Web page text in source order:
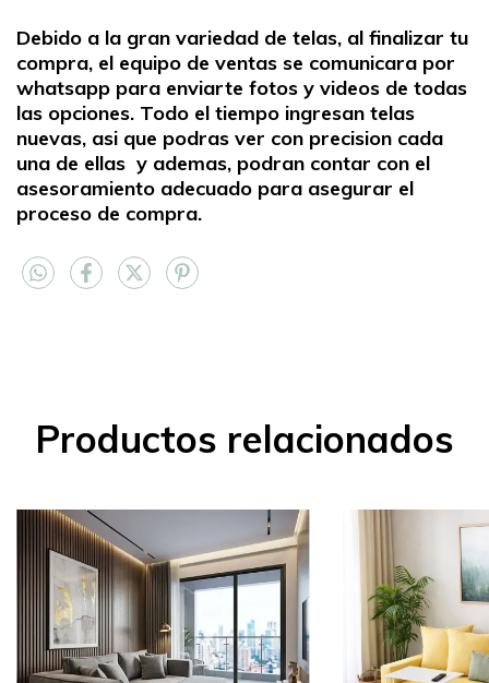
Debido a la gran variedad de telas, al finalizar tu
compra, el equipo de ventas se comunicara por
whatsapp para enviarte fotos y videos de todas
las opciones. Todo el tiempo ingresan telas
nuevas, asi que podras ver con precision cada
una de ellas y ademas, podran contar con el
asesoramiento adecuado para asegurar el
proceso de compra.
Productos relacionados